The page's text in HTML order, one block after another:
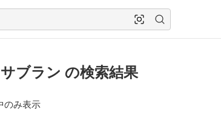
ブラン の検索結果
のみ表示